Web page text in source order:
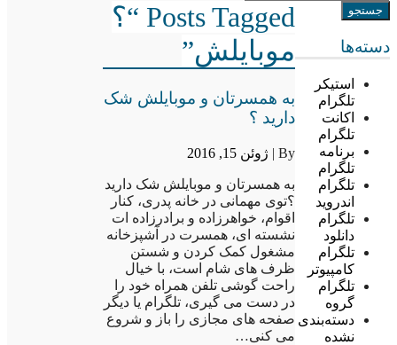
دسته‌ها
استیکر
تلگرام
اکانت
تلگرام
برنامه
تلگرام
تلگرام
اندروید
تلگرام
دانلود
تلگرام
کامپیوتر
تلگرام
گروه
دسته‌بندی
نشده
Posts Tagged “؟
موبایلش”
به همسرتان و موبایلش شک
دارید ؟
By | ژوئن 15, 2016
به همسرتان و موبایلش شک دارید
؟توی مهمانی در خانه پدری، کنار
اقوام، خواهرزاده و برادرزاده ات
نشسته ای، همسرت در آشپزخانه
مشغول کمک کردن و شستن
ظرف های شام است، با خیال
راحت گوشی تلفن همراه خود را
در دست می گیری، تلگرام یا دیگر
صفحه های مجازی را باز و شروع
می کنی…